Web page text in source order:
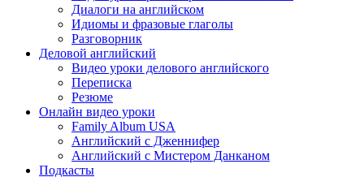
Диалоги на английском
Идиомы и фразовые глаголы
Разговорник
Деловой английский
Видео уроки делового английского
Переписка
Резюме
Онлайн видео уроки
Family Album USA
Английский с Дженнифер
Английский с Мистером Данканом
Подкасты